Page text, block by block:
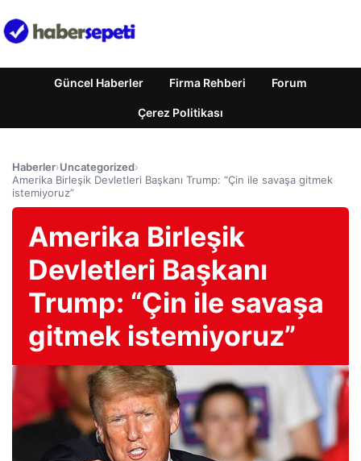
Güncel Haberler Firma Rehberi Forum
Çerez Politikası
Haberler›Uncategorized›
Amerika Birleşik Devletleri Başkanı Trump: “Çin ile savaşa gitmek
istemiyoruz”
Amerika Birleşik
Devletleri Başkanı
Trump: “Çin ile savaşa
gitmek istemiyoruz”